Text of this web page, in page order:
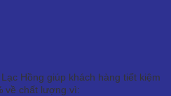
Hồng giúp khách hàng tiết kiệm
về chất lượng vì: